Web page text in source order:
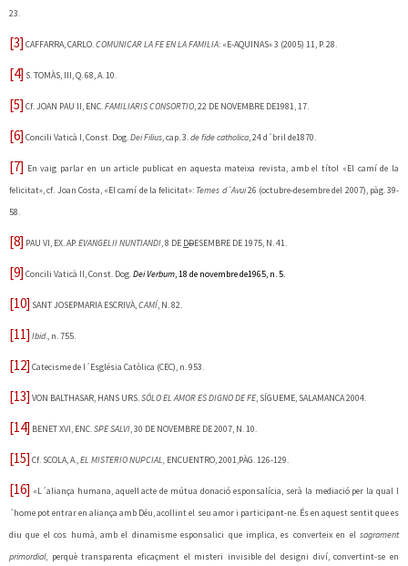
23.
[3] CAFFARRA, CARLO.COMUNICAR LA FE EN LA FAMILIA: «E-AQUINAS» 3 (2005) 11, P. 28.
[4] S. TOMÀS, III, Q. 68, A. 10.
[5] Cf.JOAN PAU II, ENC.FAMILIARIS CONSORTIO, 22 DE NOVEMBRE DE1981, 17.
[6] Concili Vaticà I, Const. Dog.Dei Filius, cap. 3.de fide catholica, 24 d´bril de1870.
[7] En vaig parlar en un article publicat en aquesta mateixa revista, amb el títol «El camí de la
felicitat», cf. Joan Costa, «El camí de la felicitat»: Temes d´Avui26 (octubre-desembre del 2007), pàg. 39-
58.
[8] PAU VI, EX. AP.EVANGELII NUNTIANDI, 8 DE DDESEMBRE DE 1975, N. 41.
[9] Concili Vaticà II, Const. Dog.Dei Verbum, 18 de novembre de1965, n. 5.
[10] SANT JOSEPMARIA ESCRIVÀ,CAMÍ, N. 82.
[11] Ibid., n. 755.
[12] Catecisme de l´Església Catòlica (CEC), n. 953.
[13] VON BALTHASAR, HANS URS.SÓLO EL AMOR ES DIGNO DE FE, SÍGUEME, SALAMANCA 2004.
[14] BENET XVI, ENC.SPE SALVI, 30 DE NOVEMBRE DE 2007, N. 10.
[15] Cf. SCOLA, A.,EL MISTERIO NUPCIAL, ENCUENTRO, 2001,PÀG. 126-129.
[16] «L´aliança humana, aquell acte de mútua donació esponsalícia, serà la mediació per la qual l
´home pot entrar en aliança amb Déu, acollint el seu amor i participant-ne. És en aquest sentit que es
diu que el cos humà, amb el dinamisme esponsalici que implica, es converteix en el sagrament
primordial, perquè transparenta eficaçment el misteri invisible del designi diví, convertint-se en